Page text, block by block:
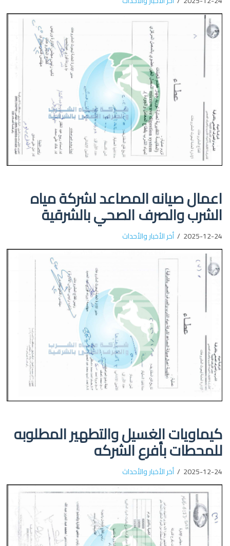
اعمال صيانه المصاعد لشركة مياه
الشرب والصرف الصحي بالشرقية
2025-12-24 أخر الأخبار والأحداث
كيماويات الغسيل والتطهير المطلوبه
للمحطات بأفرع الشركه
2025-12-24 أخر الأخبار والأحداث